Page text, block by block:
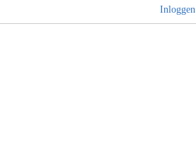
Inloggen